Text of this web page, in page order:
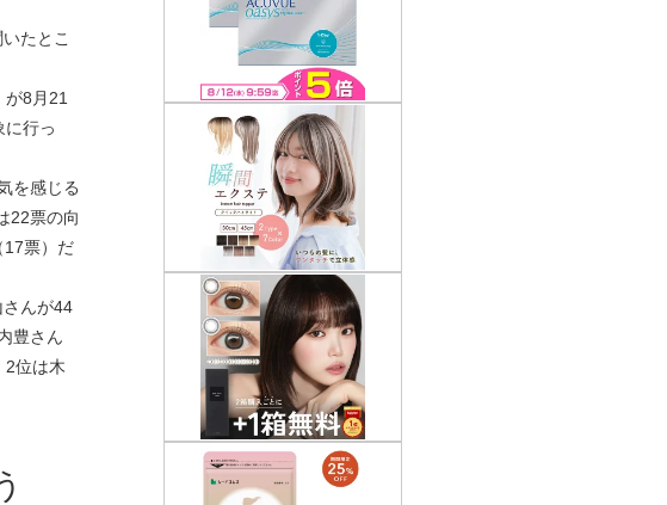
たとこ
8月21
行っ
を感じる
22票の向
17票）だ
さんが44
豊さん
2位は木